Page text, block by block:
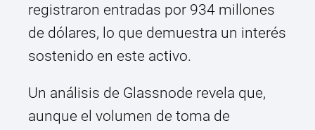
registraron entradas por 934 millones
de dólares, lo que demuestra un interés
sostenido en este activo.
Un análisis de Glassnode revela que,
aunque el volumen de toma de